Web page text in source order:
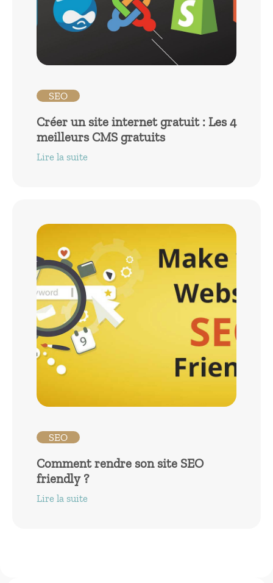
SEO
Créer un site internet gratuit : Les 4
meilleurs CMS gratuits
Lire la suite
SEO
Comment rendre son site SEO
friendly ?
Lire la suite